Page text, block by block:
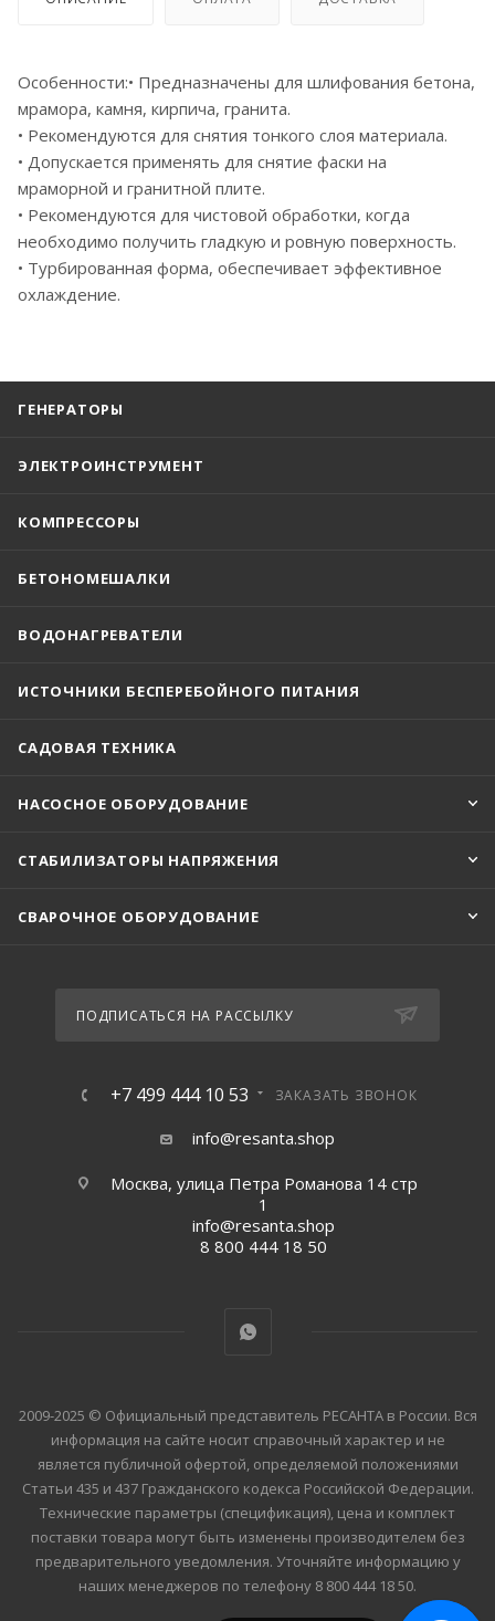
Особенности:• Предназначены для шлифования бетона,
мрамора, камня, кирпича, гранита.
• Рекомендуются для снятия тонкого слоя материала.
• Допускается применять для снятие фаски на
мраморной и гранитной плите.
• Рекомендуются для чистовой обработки, когда
необходимо получить гладкую и ровную поверхность.
• Турбированная форма, обеспечивает эффективное
охлаждение.
ГЕНЕРАТОРЫ
ЭЛЕКТРОИНСТРУМЕНТ
КОМПРЕССОРЫ
БЕТОНОМЕШАЛКИ
ВОДОНАГРЕВАТЕЛИ
ИСТОЧНИКИ БЕСПЕРЕБОЙНОГО ПИТАНИЯ
САДОВАЯ ТЕХНИКА
НАСОСНОЕ ОБОРУДОВАНИЕ
СТАБИЛИЗАТОРЫ НАПРЯЖЕНИЯ
СВАРОЧНОЕ ОБОРУДОВАНИЕ
ПОДПИСАТЬСЯ НА РАССЫЛКУ
+7 499 444 10 53 ЗАКАЗАТЬ ЗВОНОК
info@resanta.shop
Москва, улица Петра Романова 14 стр
1
info@resanta.shop
8 800 444 18 50
2009-2025 © Официальный представитель РЕСАНТА в России. Вся
информация на сайте носит справочный характер и не
является публичной офертой, определяемой положениями
Статьи 435 и 437 Гражданского кодекса Российской Федерации.
Технические параметры (спецификация), цена и комплект
поставки товара могут быть изменены производителем без
предварительного уведомления. Уточняйте информацию у
наших менеджеров по телефону 8 800 444 18 50.
Файлы cookie
Мы используем файлы cookie, разработанные нашими
специалистами и третьими лицами, для анализа событий на
нашем веб-сайте, что позволяет нам улучшать
взаимодействие с пользователями и обслуживание.
Продолжая просмотр страниц нашего сайта, вы принимаете
условия его использования. Более подробные сведения